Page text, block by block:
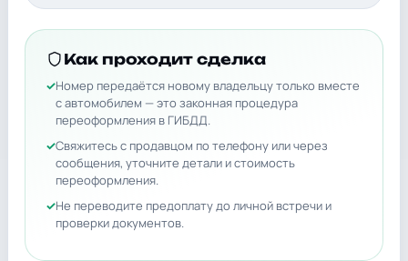
Как проходит сделка
Номер передаётся новому владельцу только вместе
с автомобилем — это законная процедура
переоформления в ГИБДД.
Свяжитесь с продавцом по телефону или через
сообщения, уточните детали и стоимость
переоформления.
Не переводите предоплату до личной встречи и
проверки документов.